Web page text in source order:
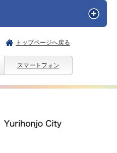
トップページへ戻る
スマートフォン